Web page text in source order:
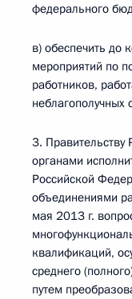
федерального
в) обеспечить до
мероприятий по
работников,
неблагополучных
3. Правительству
органами
Российской
объединениями
мая 2013 г.
квалификаций,
среднего
путем